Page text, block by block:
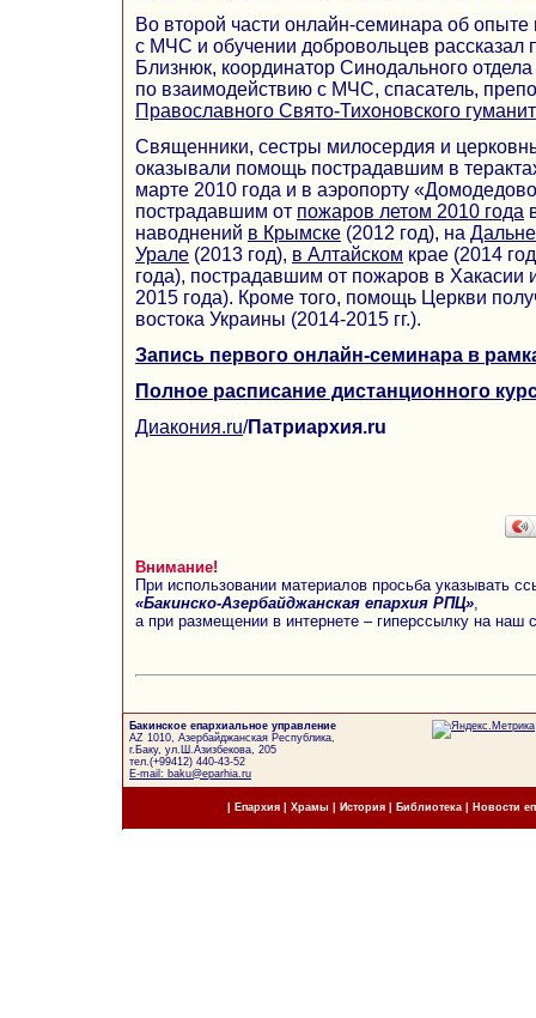
Во второй части онлайн-семинара об
с МЧС и обучении добровольцев рассказал
Близнюк, координатор Синодального отдела
по взаимодействию с МЧС, спасатель,
Православного Свято-Тихоновского
Священники, сестры милосердия и
оказывали помощь пострадавшим в
марте 2010 года и в аэропорту
пострадавшим от пожаров летом 2010 года
наводнений в Крымске (2012 год), на
Урале (2013 год), в Алтайском крае (2014
года), пострадавшим от пожаров в Хакасии
2015 года). Кроме того, помощь Церкви
востока Украины (2014-2015 гг.).
Запись первого онлайн-семинара в
Полное расписание дистанционного
Диакония.ru/Патриархия.ru
Внимание!
При использовании материалов просьба указывать
«Бакинско-Азербайджанская епархия РПЦ»
а при размещении в интернете – гиперссылку на наш
Бакинское епархиальное управление
AZ 1010, Азербайджанская Республика,
г.Баку, ул.Ш.Азизбекова, 205
тел.(+99412) 440-43-52
E-mail: baku@eparhia.ru
Епархия| Храмы История| Библиотека Новости